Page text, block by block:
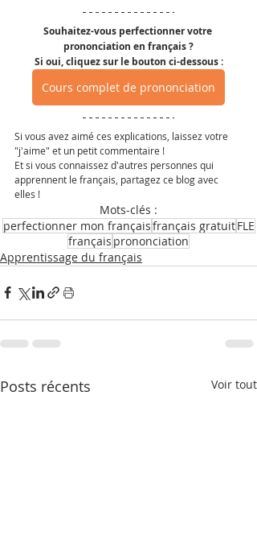
Souhaitez-vous perfectionner votre
prononciation en français ?
Si oui, cliquez sur le bouton ci-dessous :
Cours complet de prononciation
Si vous avez aimé ces explications, laissez votre
"j'aime" et un petit commentaire !
Et si vous connaissez d'autres personnes qui
apprennent le français, partagez ce blog avec
elles !
Mots-clés :
perfectionner mon françaisfrançais gratuitFLE
français prononciation
Apprentissage du français
Posts récents Voir tout